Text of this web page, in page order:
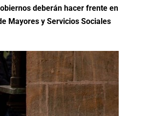
deberán hacer frente en
Mayores y Servicios Sociales